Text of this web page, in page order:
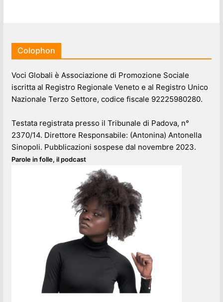
Colophon
Voci Globali è Associazione di Promozione Sociale
iscritta al Registro Regionale Veneto e al Registro Unico
Nazionale Terzo Settore, codice fiscale 92225980280.
Testata registrata presso il Tribunale di Padova, n°
2370/14. Direttore Responsabile: (Antonina) Antonella
Sinopoli. Pubblicazioni sospese dal novembre 2023.
Parole in folle, il podcast